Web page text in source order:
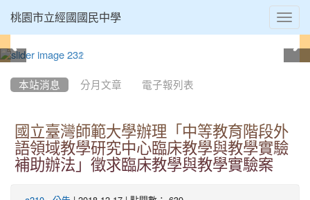
桃園市立經國國民中學
本站消息 分月文章 電子報列表
國立臺灣師範大學辦理「中等教育階段外
語領域教學研究中心臨床教學與教學實驗
補助辦法」徵求臨床教學與教學實驗案